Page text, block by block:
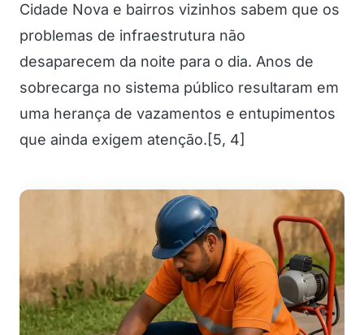
Cidade Nova e bairros vizinhos sabem que os
problemas de infraestrutura não
desaparecem da noite para o dia. Anos de
sobrecarga no sistema público resultaram em
uma herança de vazamentos e entupimentos
que ainda exigem atenção.[5, 4]